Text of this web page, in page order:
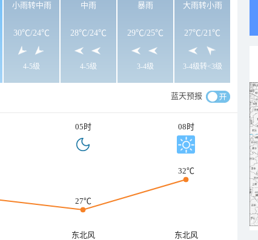
小雨转中雨
30℃/24℃
4-5级
中雨
28℃/24℃
4-5级
暴雨
29℃/25℃
3-4级
大雨转小雨
27℃/21℃
3-4级转<3级
蓝天预报
05时 08时
27℃
32℃
东北风
东北风